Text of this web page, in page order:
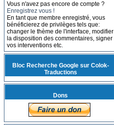
Vous n'avez pas encore de compte ?
Enregistrez vous !
En tant que membre enregistré, vous
bénéficierez de privilèges tels que:
changer le thème de l'interface, modifier
la disposition des commentaires, signer
vos interventions etc.
Bloc Recherche Google sur Colok-
Traductions
Dons